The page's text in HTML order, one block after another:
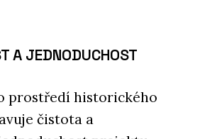
A JEDNODUCHOST
prostředí historického
čistota a